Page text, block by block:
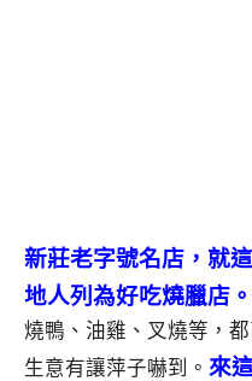
新莊老字號名店，就
地人列為好吃燒臘店。
燒鴨、油雞、叉燒等，
生意有讓萍子嚇到。 來